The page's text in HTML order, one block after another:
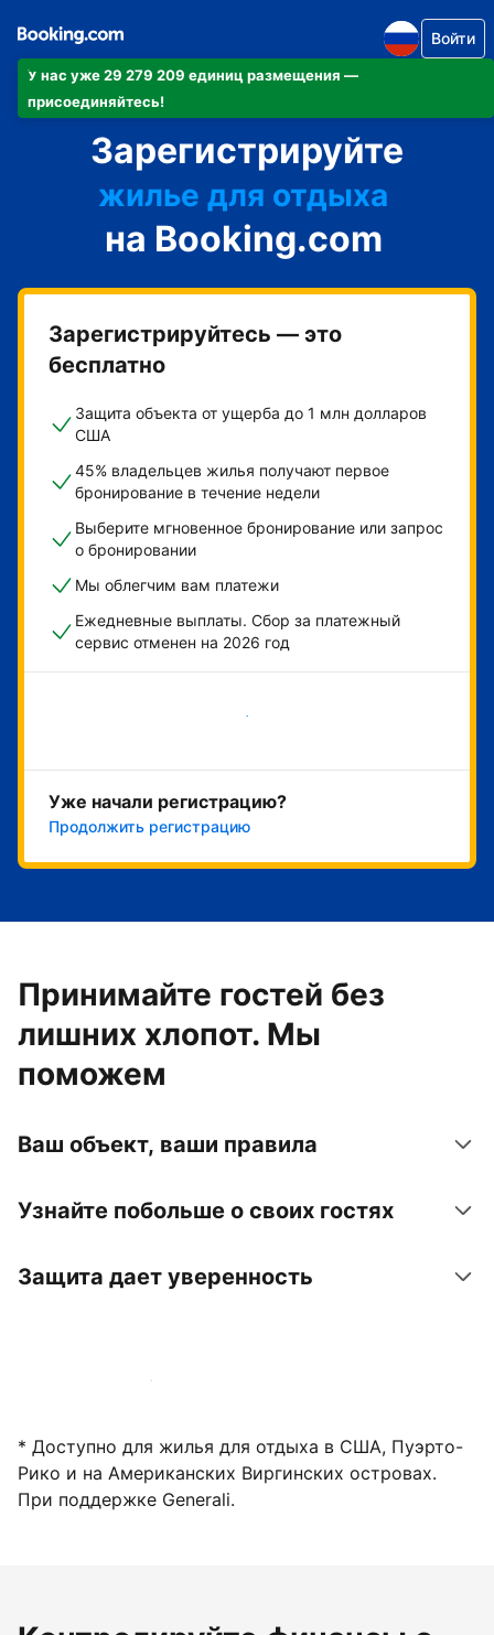
У нас уже 29 279 209 единиц размещения —
присоединяйтесь!
Войти
Зарегистрируйте
апартаменты/квартиру
отель
жилье для отдыха
гостевой дом
мини-отель
на Booking.com
Зарегистрируйтесь — это
бесплатно
Защита объекта от ущерба до 1 млн долларов
США
45% владельцев жилья получают первое
бронирование в течение недели
Выберите мгновенное бронирование или запрос
о бронировании
Мы облегчим вам платежи
Ежедневные выплаты. Сбор за платежный
сервис отменен на 2026 год
Начать
Уже начали регистрацию?
Продолжить регистрацию
Принимайте гостей без
лишних хлопот. Мы
поможем
Ваш объект, ваши правила
Узнайте побольше о своих гостях
Защита дает уверенность
Зарегистрировать объект
* Доступно для жилья для отдыха в США, Пуэрто-
Рико и на Американских Виргинских островах.
При поддержке Generali.